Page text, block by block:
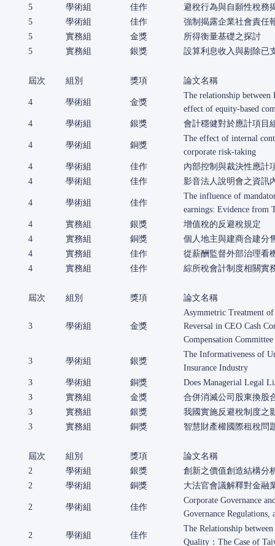
5
學術組 佳作
避稅行為與自願性稅務
5
學術組 佳作
強制揭露企業社會責任
5
實務組 金獎
所得衡量基礎之探討
5
實務組 銀獎 設算利息收入與剔除已
屆次 組別 獎項 論文名稱
4 學術組 金獎
The relationship
effect of equity-based
4
學術組 銀獎 會計穩健對於應計項目
4 學術組 銅獎
The effect of internal
corporate risk-taking
4
學術組 佳作
內部控制與裁決性應計
4
學術組 佳作 影音法人說明會之資訊
4 學術組 佳作
The influence of
earnings: Evidence from
4
實務組 銀獎
增值稅的反避稅規定
4
實務組 銅獎
個人地主與建商合建分
4
實務組 佳作
從薪酬監督外部治理看
4
實務組 佳作 綜所稅會計制度相關實
屆次 組別 獎項 論文名稱
3 學術組 金獎
Asymmetric Treatment of
Reversal in CEO Cash
Compensation
3 學術組 銀獎
The Informativeness of
Insurance Industry
3
學術組 銅獎
Does Managerial Legal
3
實務組 金獎
合併消滅公司股東換股
3
實務組 銀獎
我國實施反避稅制度之
3
實務組 銅獎 智慧財產權國際租稅問
屆次 組別 獎項
論文名稱
2
學術組 銀獎
創新之價值創造結構分
2
學術組 銅獎 大法官會議解釋對金融
2 學術組 佳作
Corporate Governance
Governance Regulations,
2 學術組 佳作
The Relationship
Quality：The Case of